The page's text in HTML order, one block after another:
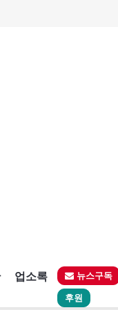
업소록 뉴스구독
후원